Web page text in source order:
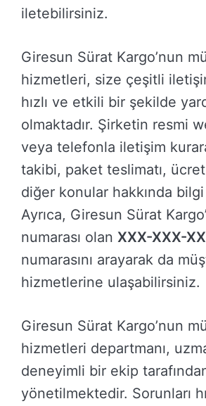
iletebilirsiniz.
Giresun Sürat Kargo’nun
hizmetleri, size çeşitli
hızlı ve etkili bir şekilde
olmaktadır. Şirketin resmi
veya telefonla iletişim
takibi, paket teslimatı,
diğer konular hakkında
Ayrıca, Giresun Sürat
numarası olan XXX-XXX-
numarasını arayarak da
hizmetlerine ulaşabilirsiniz.
Giresun Sürat Kargo’nun
hizmetleri departmanı,
deneyimli bir ekip
yönetilmektedir. Sorunları